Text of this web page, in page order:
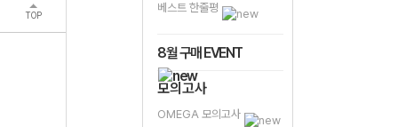
TOP
베스트 한줄평
8월 구매 EVENT
모의고사
OMEGA 모의고사